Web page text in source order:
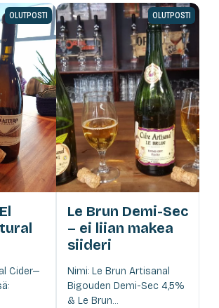
OLUTPOSTI
Cider—
OLUTPOSTI
Le Brun Demi-Sec
– ei liian makea
siideri
Nimi: Le Brun Artisanal
Bigouden Demi-Sec 4,5%
& Le Brun...